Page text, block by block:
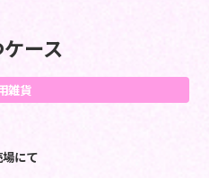
ース
雑貨
にて